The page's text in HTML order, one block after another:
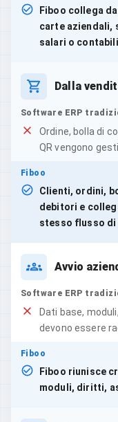
Fiboo collega
carte aziendali,
salari o
Dalla
Software ERP
Ordine, bolla di
QR vengono
Fiboo
Clienti, ordini,
debitori e
stesso flusso di
Avvio
Software ERP
Dati base,
devono essere
Fiboo
Fiboo riunisce
moduli, diritti,